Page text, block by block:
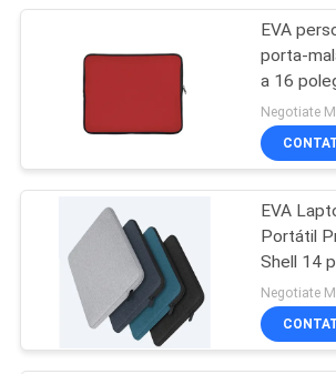
saco
da trouxa
Eva Electronic
EVA
porta-
a 16
d'água
opções
Negotiate
EVA
Portátil
Shell 14
Case de
Negotiate